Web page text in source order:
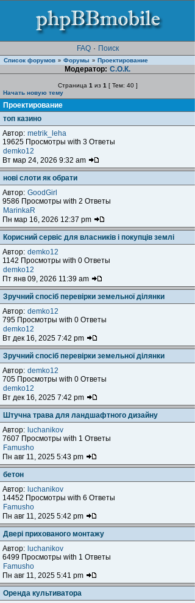
FAQ · Поиск
Список форумов » Форумы » Проектирование
Модератор: С.О.К.
Страница 1 из 1 [ Тем: 40 ]
Начать новую тему
Проектирование
топ казино
Автор: metrik_leha
19625 Просмотры with 3 Ответы
demko12
Вт мар 24, 2026 9:32 am
нові слоти як обрати
Автор: GoodGirl
9586 Просмотры with 2 Ответы
MarinkaR
Пн мар 16, 2026 12:37 pm
Корисний сервіс для власників і покупців землі
Автор: demko12
1142 Просмотры with 0 Ответы
demko12
Пт янв 09, 2026 11:39 am
Зручний спосіб перевірки земельної ділянки
Автор: demko12
795 Просмотры with 0 Ответы
demko12
Вт дек 16, 2025 7:42 pm
Зручний спосіб перевірки земельної ділянки
Автор: demko12
705 Просмотры with 0 Ответы
demko12
Вт дек 16, 2025 7:42 pm
Штучна трава для ландшафтного дизайну
Автор: luchanikov
7607 Просмотры with 1 Ответы
Famusho
Пн авг 11, 2025 5:43 pm
бетон
Автор: luchanikov
14452 Просмотры with 6 Ответы
Famusho
Пн авг 11, 2025 5:42 pm
Двері прихованого монтажу
Автор: luchanikov
6499 Просмотры with 1 Ответы
Famusho
Пн авг 11, 2025 5:41 pm
Оренда культиватора